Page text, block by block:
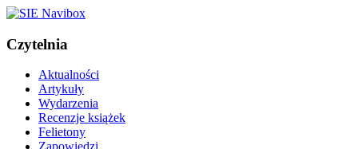
Czytelnia
Aktualności
Artykuły
Wydarzenia
Recenzje książek
Felietony